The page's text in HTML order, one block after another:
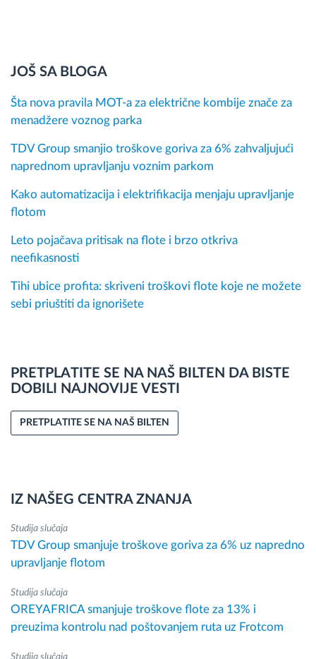
JOŠ SA BLOGA
Šta nova pravila MOT-a za električne kombije znače za
menadžere voznog parka
TDV Group smanjio troškove goriva za 6% zahvaljujući
naprednom upravljanju voznim parkom
Kako automatizacija i elektrifikacija menjaju upravljanje
flotom
Leto pojačava pritisak na flote i brzo otkriva
neefikasnosti
Tihi ubice profita: skriveni troškovi flote koje ne možete
sebi priuštiti da ignorišete
PRETPLATITE SE NA NAŠ BILTEN DA BISTE
DOBILI NAJNOVIJE VESTI
PRETPLATITE SE NA NAŠ BILTEN
IZ NAŠEG CENTRA ZNANJA
Studija slučaja
TDV Group smanjuje troškove goriva za 6% uz napredno
upravljanje flotom
Studija slučaja
OREYAFRICA smanjuje troškove flote za 13% i
preuzima kontrolu nad poštovanjem ruta uz Frotcom